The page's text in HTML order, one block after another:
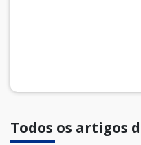
Todos os artigos